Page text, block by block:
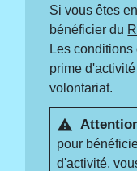
Si vous êtes
bénéficier du
Les
prime
volontariat.
warning
pour
d'activité,